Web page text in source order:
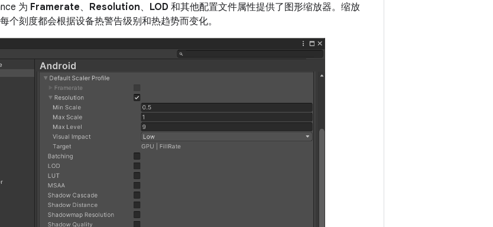
为 Framerate、 Resolution、 LOD 和其他配置文件属性提供了图形缩放器。缩放
个刻度都会根据设备热警告级别和热趋势而变化。